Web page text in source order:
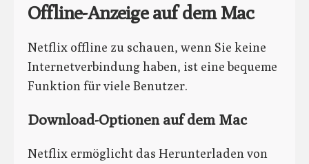
Offline-Anzeige auf dem Mac
Netflix offline zu schauen, wenn Sie keine
Internetverbindung haben, ist eine bequeme
Funktion für viele Benutzer.
Download-Optionen auf dem Mac
Netflix ermöglicht das Herunterladen von